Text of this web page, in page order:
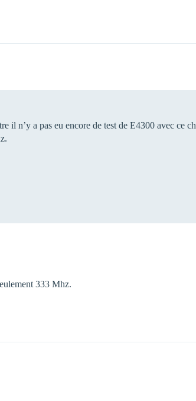
il n’y a pas eu encore de test de E4300 avec ce
333 Mhz.